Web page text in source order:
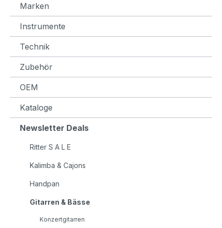
Marken
Instrumente
Technik
Zubehör
OEM
Kataloge
Newsletter Deals
Ritter S A L E
Kalimba & Cajons
Handpan
Gitarren & Bässe
Konzertgitarren